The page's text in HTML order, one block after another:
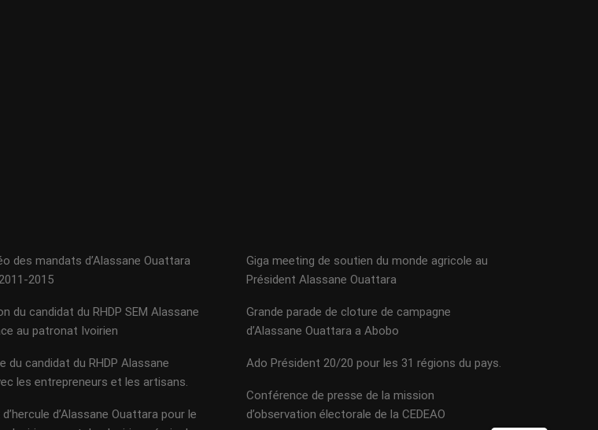
des mandats d’Alassane Ouattara
2015
du candidat du RHDP SEM Alassane
au patronat Ivoirien
du candidat du RHDP Alassane
les entrepreneurs et les artisans.
d’Alassane Ouattara pour le
Giga meeting de soutien du monde agricole au
Président Alassane Ouattara
Grande parade de cloture de campagne
d’Alassane Ouattara a Abobo
Ado Président 20/20 pour les 31 régions du pays.
Conférence de presse de la mission
d’observation électorale de la CEDEAO